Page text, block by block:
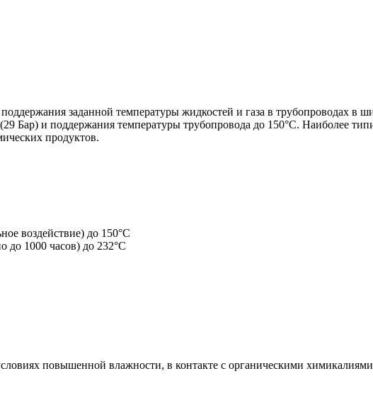
заданной температуры жидкостей и газа в трубопроводах в
Бар) и поддержания температуры трубопровода до 150°C. Наиболее
продуктов.
воздействие) до 150°C
до 1000 часов) до 232°C
повышенной влажности, в контакте с органическими